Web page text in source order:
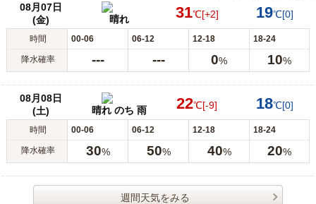
08月07日
(金)
晴れ 31℃[+2] 19℃[0]
時間 00-06 06-12 12-18 18-24
降水確率 --- --- 0% 10%
08月08日
(土)
晴れ のち 雨 22℃[-9] 18℃[0]
時間 00-06 06-12 12-18 18-24
降水確率 30% 50% 40% 20%
週間天気をみる